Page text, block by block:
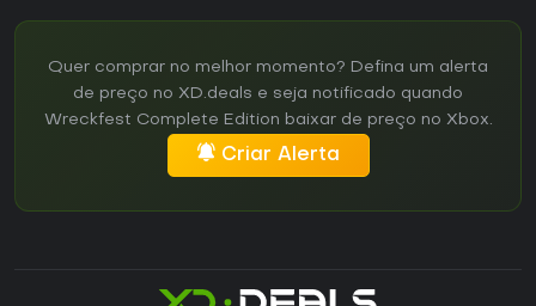
Quer comprar no melhor momento? Defina um alerta
de preço no XD.deals e seja notificado quando
Wreckfest Complete Edition baixar de preço no Xbox.
Criar Alerta